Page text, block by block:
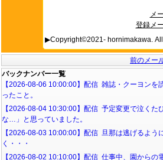
メ
登録メ
▶Copyright©2021- hornimakawa.
前のメー
バックナンバー一覧
【2026-08-06 10:00:00】配信 雑誌・クーヨンを
ったこと。
【2026-08-04 10:30:00】配信 予定変更で泣くた
な…」と思っていました。
【2026-08-03 10:00:00】配信 旦那は逃げるよう
く・・・
【2026-08-02 10:10:00】配信 仕事中、園からの